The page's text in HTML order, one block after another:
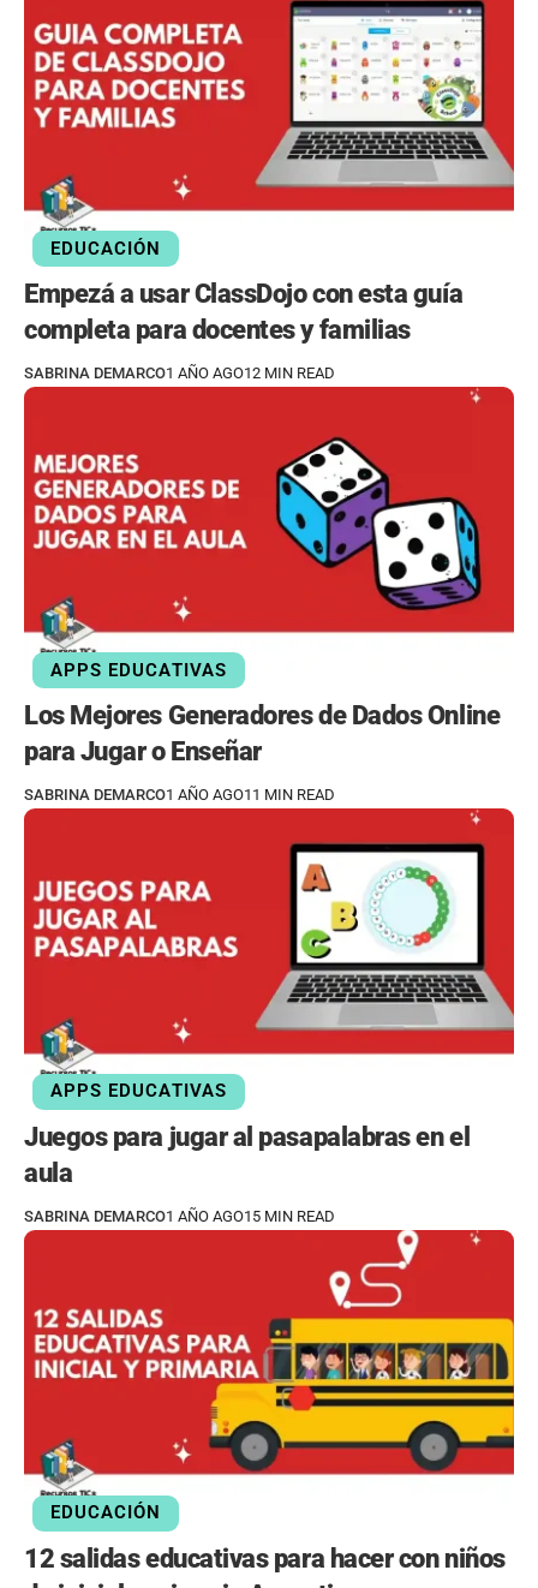
EDUCACIÓN
Empezá a usar ClassDojo con esta guía
completa para docentes y familias
SABRINA DEMARCO1 AÑO AGO12 MIN READ
APPS EDUCATIVAS
Los Mejores Generadores de Dados Online
para Jugar o Enseñar
SABRINA DEMARCO1 AÑO AGO11 MIN READ
APPS EDUCATIVAS
Juegos para jugar al pasapalabras en el
aula
SABRINA DEMARCO1 AÑO AGO15 MIN READ
EDUCACIÓN
12 salidas educativas para hacer con niños